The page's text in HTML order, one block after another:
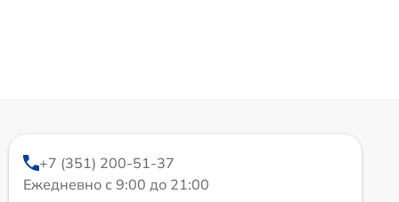
+7 (351) 200-51-37
Ежедневно с 9:00 до 21:00